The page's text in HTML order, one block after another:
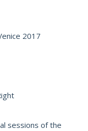
2017
sessions of the